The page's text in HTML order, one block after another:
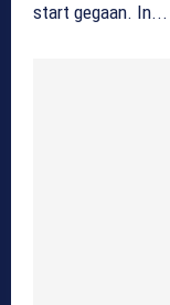
start gegaan. In...